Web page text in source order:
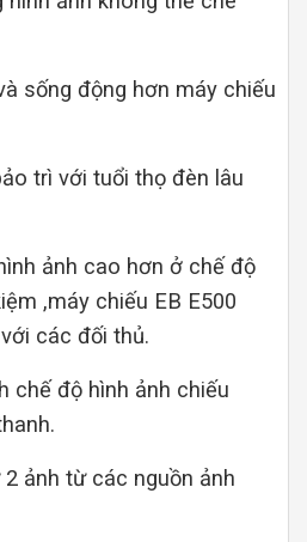
sống động hơn máy chiếu
trì với tuổi thọ đèn lâu
ảnh cao hơn ở chế độ
,máy chiếu EB E500
các đối thủ.
chế độ hình ảnh chiếu
ảnh từ các nguồn ảnh